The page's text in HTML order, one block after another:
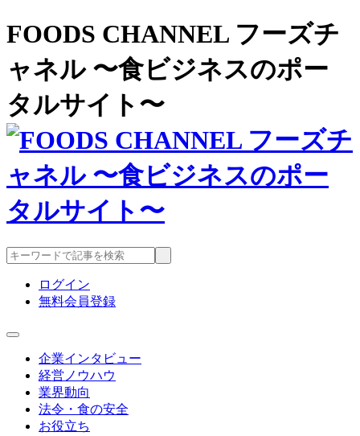
FOODS CHANNEL フーズチ
ャネル 〜食ビジネスのポー
タルサイト〜
ログイン
無料会員登録
企業インタビュー
経営ノウハウ
業界動向
法令・食の安全
お役立ち